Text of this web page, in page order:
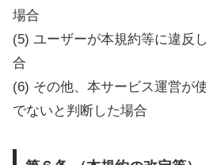
場合
(5) ユーザーが本規約等に違反
合
(6) その他、本サービス運営が
でないと判断した場合